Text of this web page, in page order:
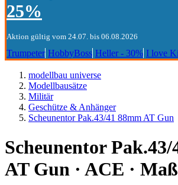
25%
Aktion gültig vom 24.07. bis 06.08.2026
Trumpeter HobbyBoss Heller - 30% I love
modellbau universe
Modellbausätze
Militär
Geschütze & Anhänger
Scheunentor Pak.43/41 88mm AT Gun
Scheunentor Pak.43/
AT Gun · ACE ·